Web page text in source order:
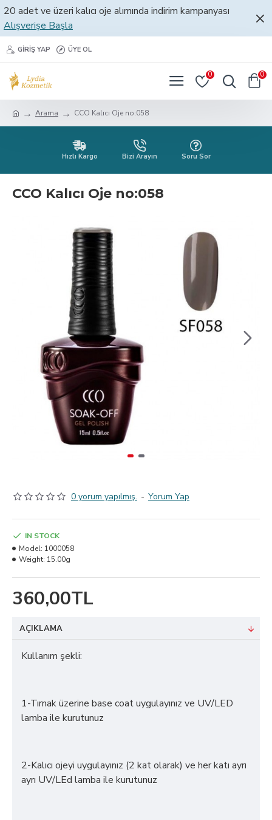
20 adet ve üzeri kalıcı oje alımında indirim kampanyası
Alışverişe Başla
GIRIŞ YAP ÜYE OL
0 0
Arama CCO Kalıcı Oje no:058
Hızlı Kargo Bizi Arayın Soru Sor
CCO Kalıcı Oje no:058
0 yorum yapılmış. - Yorum Yap
360,00TL
IN STOCK
Model: 1000058
Weight: 15.00g
AÇIKLAMA
Kullanım şekli:
1-Tırnak üzerine base coat uygulayınız ve UV/LED
lamba ile kurutunuz
2-Kalıcı ojeyi uygulayınız (2 kat olarak) ve her katı ayrı
ayrı UV/LEd lamba ile kurutunuz